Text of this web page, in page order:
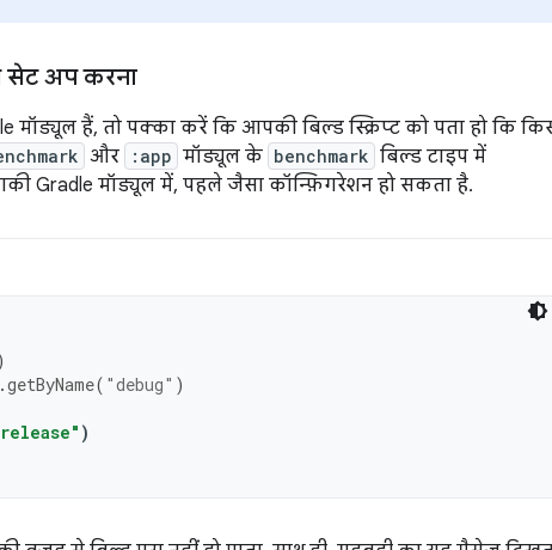
सेट अप करना
हैं, तो पक्का करें कि आपकी बिल्ड स्क्रिप्ट को पता हो कि
और :app मॉड्यूल के benchmark बिल्ड टाइप में
Gradle मॉड्यूल में, पहले जैसा कॉन्फ़िगरेशन हो सकता है.
.getByName( "debug" )
)